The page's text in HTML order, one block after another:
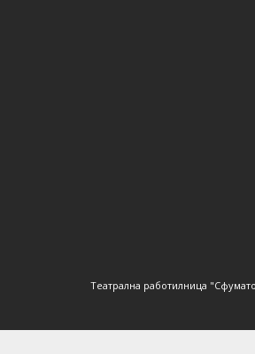
Театрална работилница